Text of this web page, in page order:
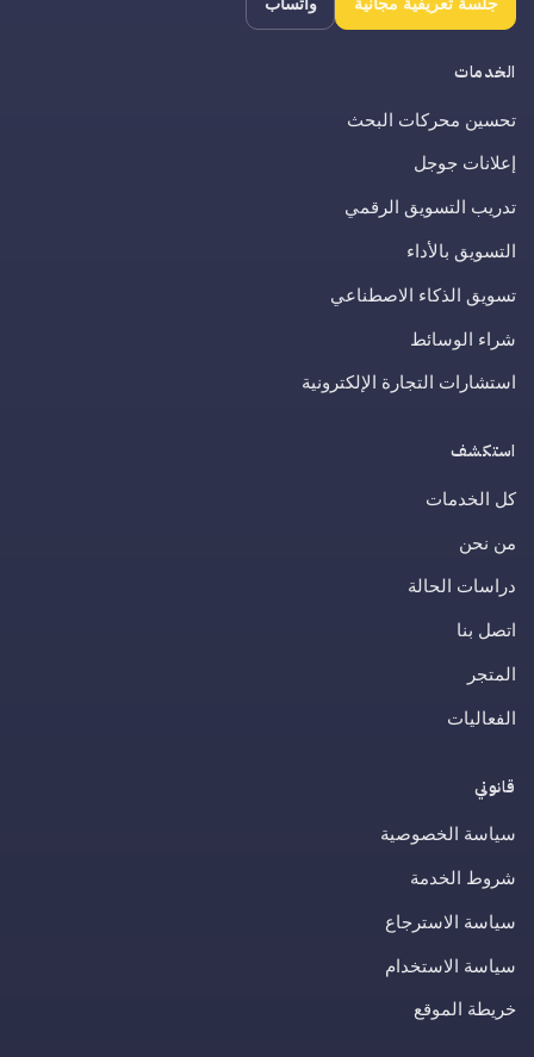
الخدمات
تحسين محركات البحث
إعلانات جوجل
تدريب التسويق الرقمي
التسويق بالأداء
تسويق الذكاء الاصطناعي
شراء الوسائط
استشارات التجارة الإلكترونية
استكشف
كل الخدمات
من نحن
دراسات الحالة
اتصل بنا
المتجر
الفعاليات
قانوني
سياسة الخصوصية
شروط الخدمة
سياسة الاسترجاع
سياسة الاستخدام
خريطة الموقع